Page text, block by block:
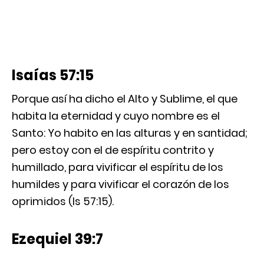
Isaías 57:15
Porque así ha dicho el Alto y Sublime, el que
habita la eternidad y cuyo nombre es el
Santo: Yo habito en las alturas y en santidad;
pero estoy con el de espíritu contrito y
humillado, para vivificar el espíritu de los
humildes y para vivificar el corazón de los
oprimidos (Is 57:15).
Ezequiel 39:7